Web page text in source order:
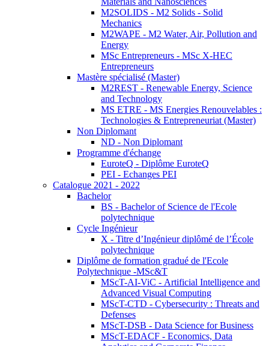
M2SOLIDS - M2 Solids - Solid
Mechanics
M2WAPE - M2 Water, Air, Pollution and
Energy
MSc Entrepreneurs - MSc X-HEC
Entrepreneurs
Mastère spécialisé (Master)
M2REST - Renewable Energy, Science
and Technology
MS ETRE - MS Energies Renouvelables :
Technologies & Entrepreneuriat (Master)
Non Diplomant
ND - Non Diplomant
Programme d'échange
EuroteQ - Diplôme EuroteQ
PEI - Echanges PEI
Catalogue 2021 - 2022
Bachelor
BS - Bachelor of Science de l'Ecole
polytechnique
Cycle Ingénieur
X - Titre d’Ingénieur diplômé de l’École
polytechnique
Diplôme de formation gradué de l'Ecole
Polytechnique -MSc&T
MScT-AI-ViC - Artificial Intelligence and
Advanced Visual Computing
MScT-CTD - Cybersecurity : Threats and
Defenses
MScT-DSB - Data Science for Business
MScT-EDACF - Economics, Data